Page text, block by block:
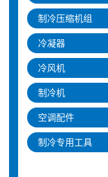
制冷压缩机组
冷凝器
冷风机
制冷机
空调配件
制冷专用工具